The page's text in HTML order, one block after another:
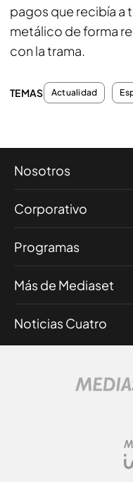
pagos que recibía a
metálico de forma
con la trama.
TEMAS Actualidad
Nosotros
Corporativo
Programas
Más de Mediaset
Noticias Cuatro